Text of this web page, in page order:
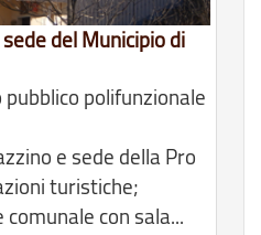
del Municipio di
polifunzionale
e sede della Pro
turistiche;
con sala...